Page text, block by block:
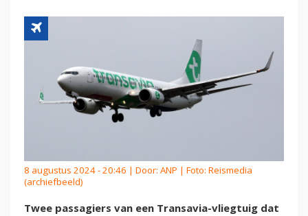
8 augustus 2024 - 20:46 | Door: ANP | Foto: Reismedia
(archiefbeeld)
Twee passagiers van een Transavia-vliegtuig dat